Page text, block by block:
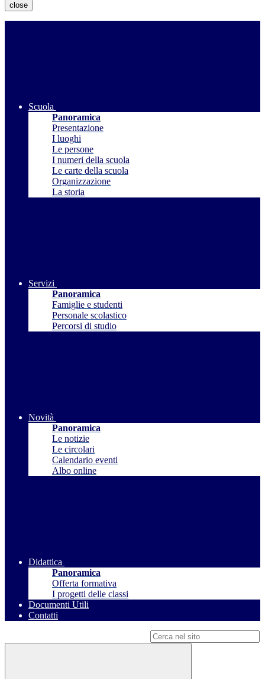
close
Scuola
Panoramica
Presentazione
I luoghi
Le persone
I numeri della scuola
Le carte della scuola
Organizzazione
La storia
Servizi
Panoramica
Famiglie e studenti
Personale scolastico
Percorsi di studio
Novità
Panoramica
Le notizie
Le circolari
Calendario eventi
Albo online
Didattica
Panoramica
Offerta formativa
I progetti delle classi
Documenti Utili
Contatti